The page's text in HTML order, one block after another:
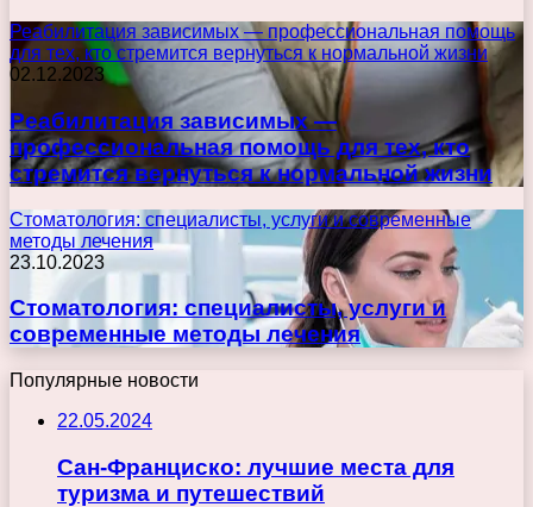
Реабилитация зависимых — профессиональная помощь
для тех, кто стремится вернуться к нормальной жизни
02.12.2023
Реабилитация зависимых —
профессиональная помощь для тех, кто
стремится вернуться к нормальной жизни
Стоматология: специалисты, услуги и современные
методы лечения
23.10.2023
Стоматология: специалисты, услуги и
современные методы лечения
Популярные новости
22.05.2024
Сан-Франциско: лучшие места для
туризма и путешествий